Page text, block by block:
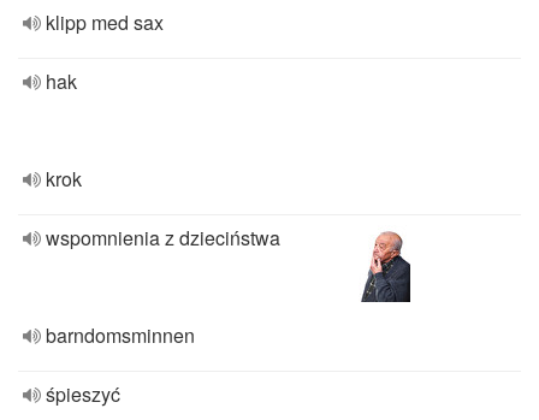
klipp med sax
hak
krok
wspomnienia z dzieciństwa
barndomsminnen
śpieszyć